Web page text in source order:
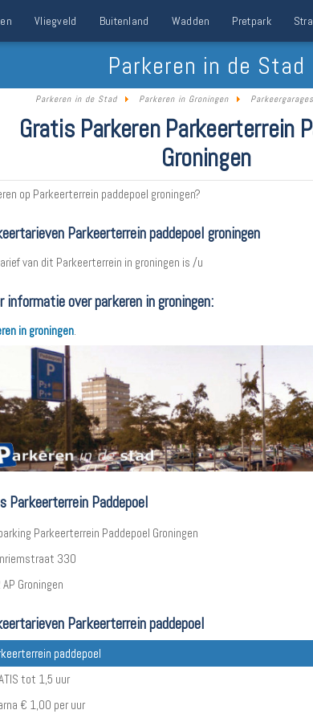
Vliegveld Buitenland Wadden Pretpark
Parkeren in de Stad
Parkeren in de Stad Parkeren in Groningen Parkeergarages
Gratis Parkeren Parkeerterrein
Groningen
op Parkeerterrein paddepoel groningen?
Parkeerterrein paddepoel groningen
van dit Parkeerterrein in groningen is /u
informatie over parkeren in groningen:
in groningen.
Parkeerterrein Paddepoel
Parkeerterrein Paddepoel Groningen
330
Groningen
Parkeerterrein paddepoel
paddepoel
tot 1,5 uur
€ 1,00 per uur